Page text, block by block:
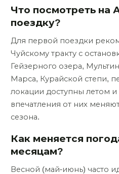
Что посмотреть на
поездку?
Для первой поездки
Чуйскому тракту с
Гейзерного озера,
Марса, Курайской степи,
локации доступны летом и
впечатления от них
сезона.
Как меняется
месяцам?
Весной (май-июнь) часто